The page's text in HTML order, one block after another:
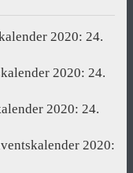
2020: 24.
2020: 24.
2020: 24.
2020: